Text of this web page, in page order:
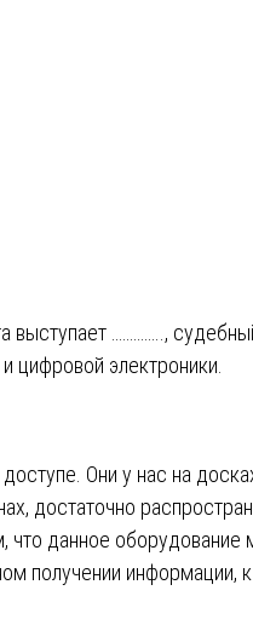
выступает …………..,
цифровой электроники.
Они у нас на
достаточно
что данное оборудование
получении информации,